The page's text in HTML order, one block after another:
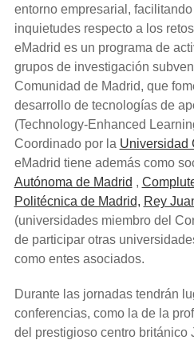
entorno empresarial,
inquietudes respecto a los
eMadrid es un programa de
grupos de investigación
Comunidad de Madrid, que
desarrollo de tecnologías de
(Technology-Enhanced
Coordinado por la Universidad
eMadrid tiene además como
Autónoma de Madrid ,
Politécnica de Madrid, Rey
(universidades miembro del
de participar otras
como entes asociados.
Durante las jornadas tendrán
conferencias, como la de la
del prestigioso centro británico